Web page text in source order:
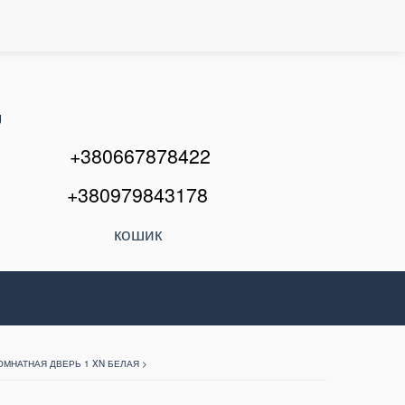
+380667878422
+380979843178
кошик
ДВЕРЬ 1 XN БЕЛАЯ >